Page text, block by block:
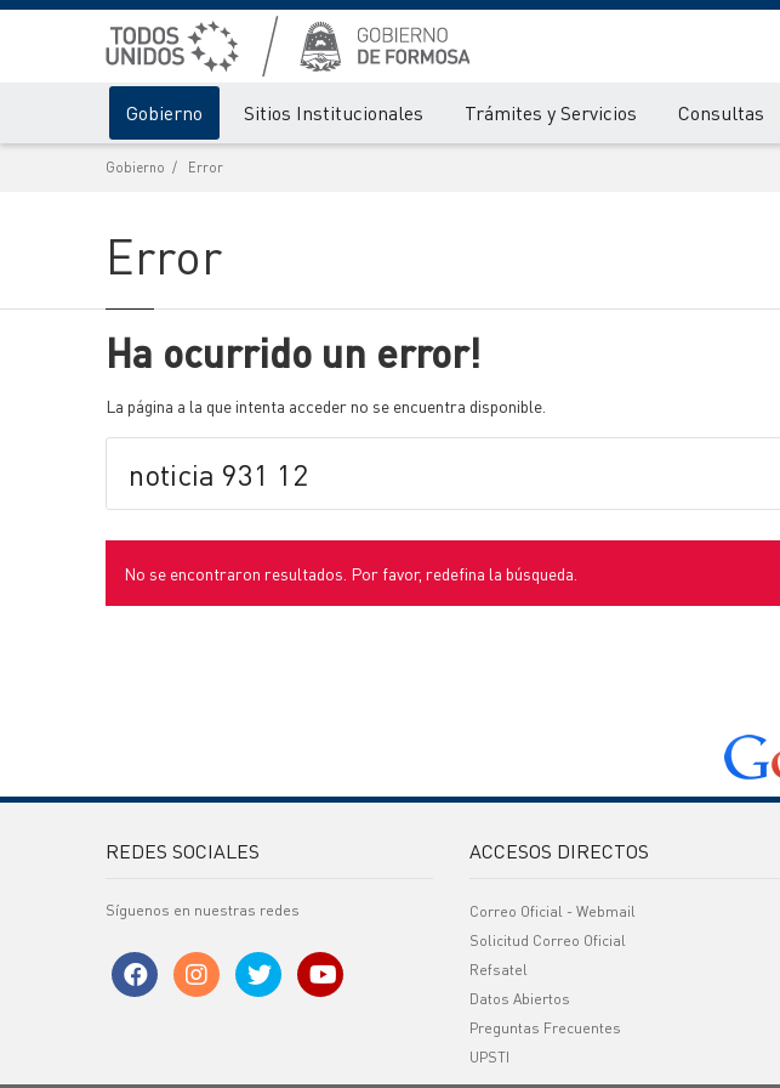
Gobierno Sitios Institucionales Trámites y Servicios Consultas
Gobierno Error
Error
Ha ocurrido un error!
La página a la que intenta acceder no se encuentra disponible.
No se encontraron resultados. Por favor, redefina la búsqueda.
REDES SOCIALES
Síguenos en nuestras redes
ACCESOS DIRECTOS
Correo Oficial - Webmail
Solicitud Correo Oficial
Refsatel
Datos Abiertos
Preguntas Frecuentes
UPSTI